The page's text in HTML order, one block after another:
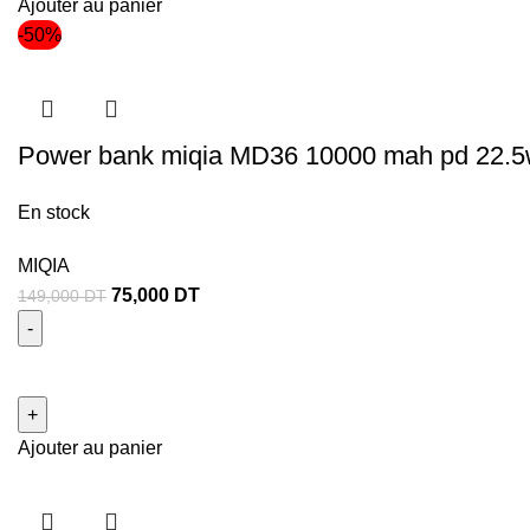
Ajouter au panier
-50%
Power bank miqia MD36 10000 mah pd
En stock
MIQIA
149,000DT 75,000 DT
Ajouter au panier